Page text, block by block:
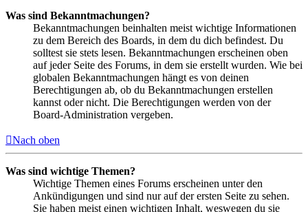
Was sind Bekanntmachungen?
Bekanntmachungen beinhalten meist wichtige Informationen
zu dem Bereich des Boards, in dem du dich befindest. Du
solltest sie stets lesen. Bekanntmachungen erscheinen oben
auf jeder Seite des Forums, in dem sie erstellt wurden. Wie bei
globalen Bekanntmachungen hängt es von deinen
Berechtigungen ab, ob du Bekanntmachungen erstellen
kannst oder nicht. Die Berechtigungen werden von der
Board-Administration vergeben.
Nach oben
Was sind wichtige Themen?
Wichtige Themen eines Forums erscheinen unter den
Ankündigungen und sind nur auf der ersten Seite zu sehen.
Sie haben meist einen wichtigen Inhalt, weswegen du sie